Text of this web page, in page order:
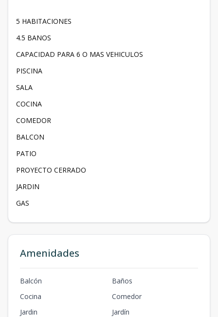
5 HABITACIONES
4.5 BANOS
CAPACIDAD PARA 6 O MAS VEHICULOS
PISCINA
SALA
COCINA
COMEDOR
BALCON
PATIO
PROYECTO CERRADO
JARDIN
GAS
Amenidades
Balcón
Baños
Cocina
Comedor
Jardin
Jardín